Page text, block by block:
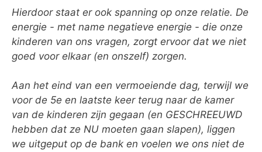
Hierdoor staat er ook spanning op onze relatie. De
energie - met name negatieve energie - die onze
kinderen van ons vragen, zorgt ervoor dat we niet
goed voor elkaar (en onszelf) zorgen.
Aan het eind van een vermoeiende dag, terwijl we
voor de 5e en laatste keer terug naar de kamer
van de kinderen zijn gegaan (en GESCHREEUWD
hebben dat ze NU moeten gaan slapen), liggen
we uitgeput op de bank en voelen we ons niet de